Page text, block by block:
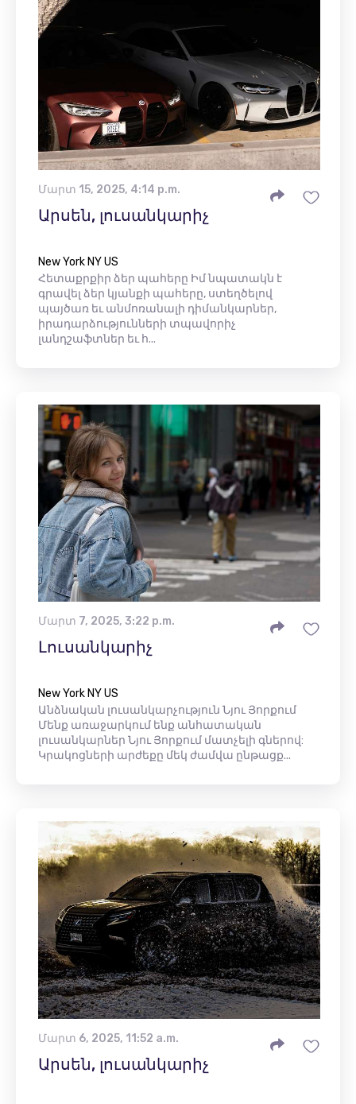
Մարտ 15, 2025, 4:14 p.m.
Արսեն, լուսանկարիչ
New York NY US
Հետաքրքիր ձեր պահերը Իմ նպատակն է
գրավել ձեր կյանքի պահերը, ստեղծելով
պայծառ եւ անմոռանալի դիմանկարներ,
իրադարձությունների տպավորիչ
լանդշաֆտներ եւ հ...
Մարտ 7, 2025, 3:22 p.m.
Լուսանկարիչ
New York NY US
Անձնական լուսանկարչություն Նյու Յորքում
Մենք առաջարկում ենք անհատական ​​
լուսանկարներ Նյու Յորքում մատչելի գներով:
Կրակոցների արժեքը մեկ ժամվա ընթացք...
Մարտ 6, 2025, 11:52 a.m.
Արսեն, լուսանկարիչ